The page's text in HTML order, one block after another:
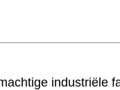
industriële